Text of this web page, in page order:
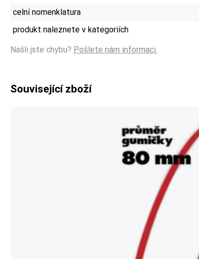
celní nomenklatura
produkt naleznete v kategoriích
Našli jste chybu? Pošlete nám informaci.
Související zboží